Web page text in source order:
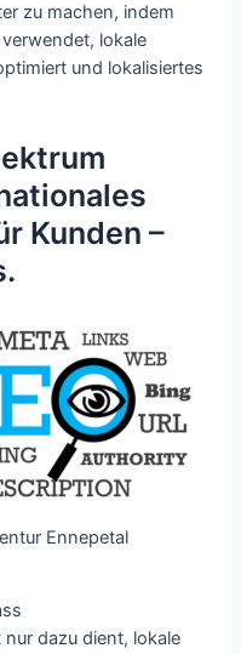
zu machen, indem
lokale
und lokalisiertes
Kunden –
Ennepetal
dazu dient, lokale